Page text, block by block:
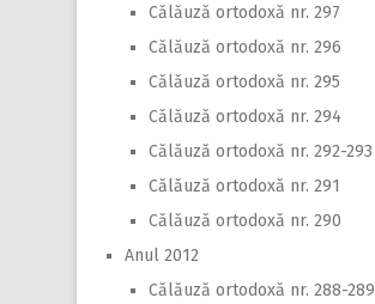
Călăuză ortodoxă nr. 297
Călăuză ortodoxă nr. 296
Călăuză ortodoxă nr. 295
Călăuză ortodoxă nr. 294
Călăuză ortodoxă nr. 292-293
Călăuză ortodoxă nr. 291
Călăuză ortodoxă nr. 290
Anul 2012
Călăuză ortodoxă nr. 288-289